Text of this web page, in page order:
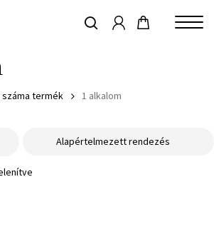
keresés
termék 1 alkalom